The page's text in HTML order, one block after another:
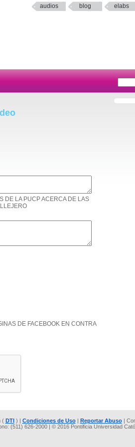
audios blog elabs
DE LA PUCP ACERCA DE LAS
DE FACEBOOK EN CONTRA
( DTI) | Condiciones de Uso| Reportar Abuso|
(511) 626-2000 | © 2016 Pontificia Universidad